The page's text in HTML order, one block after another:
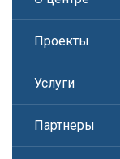
Проекты
Услуги
Партнеры